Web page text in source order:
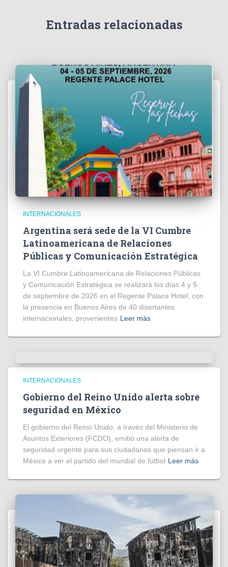
Entradas relacionadas
INTERNACIONALES
Argentina será sede de la VI Cumbre
Latinoamericana de Relaciones
Públicas y Comunicación Estratégica
La VI Cumbre Latinoamericana de Relaciones Públicas
y Comunicación Estratégica se realizará los días 4 y 5
de septiembre de 2026 en el Regente Palace Hotel, con
la presencia en Buenos Aires de 40 disertantes
internacionales, provenientes Leer más
INTERNACIONALES
Gobierno del Reino Unido alerta sobre
seguridad en México
El gobierno del Reino Unido, a través del Ministerio de
Asuntos Exteriores (FCDO), emitió una alerta de
seguridad urgente para sus ciudadanos que piensan ir a
México a ver el partido del mundial de fútbol Leer más